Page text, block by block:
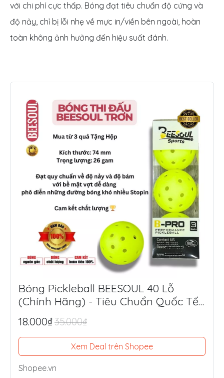
với chi phí cực thấp. Bóng đạt tiêu chuẩn độ cứng và
độ nảy, chỉ bị lỗi nhẹ về mực in/viền bên ngoài, hoàn
toàn không ảnh hưởng đến hiệu suất đánh.
Bóng Pickleball BEESOUL 40 Lỗ
(Chính Hãng) - Tiêu Chuẩn Quốc Tế,
Chuyên Thi Đấu & Tập Luyện Ngoài
Trời
18.000₫35.000₫
Xem Deal trên Shopee
Shopee.vn